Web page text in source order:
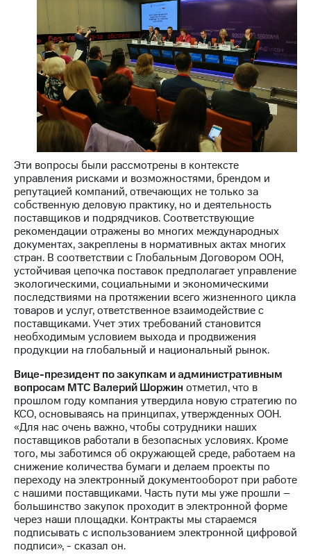
облигаций
Описание
Еврооблигации-2023
Уведомление
о
погашении
именных
облигаций
Другое
Регистратор
Реквизиты
Контакты
развитие
деловая этика
На главную
Эти вопросы были рассмотрены в контексте
управления рисками и возможностями, брендом и
репутацией компаний, отвечающих не только за
собственную деловую практику, но и деятельность
поставщиков и подрядчиков. Соответствующие
рекомендации отражены во многих международных
документах, закреплены в нормативных актах многих
стран. В соответствии с Глобальным Договором ООН,
устойчивая цепочка поставок предполагает управление
экологическими, социальными и экономическими
последствиями на протяжении всего жизненного цикла
товаров и услуг, ответственное взаимодействие с
поставщиками. Учет этих требований становится
необходимым условием выхода и продвижения
продукции на глобальный и национальный рынок.
Вице-президент по закупкам и административным
вопросам МТС Валерий Шоржинотметил, что в
прошлом году компания утвердила новую стратегию по
КСО, основываясь на принципах, утвержденных ООН.
«Для нас очень важно, чтобы сотрудники наших
поставщиков работали в безопасных условиях. Кроме
того, мы заботимся об окружающей среде, работаем на
снижение количества бумаги и делаем проекты по
переходу на электронный документооборот при работе
с нашими поставщиками. Часть пути мы уже прошли –
большинство закупок проходит в электронной форме
через наши площадки. Контракты мы стараемся
подписывать с использованием электронной цифровой
подписи», - сказал он.